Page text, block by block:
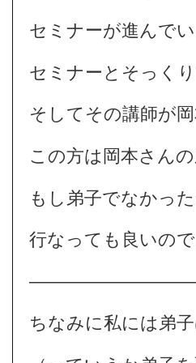
セミナーが進んで
セミナーとそっくり
そしてその講師が
この方は岡本さん
もし弟子でなかっ
行なっても良いの
ちなみに私には弟子